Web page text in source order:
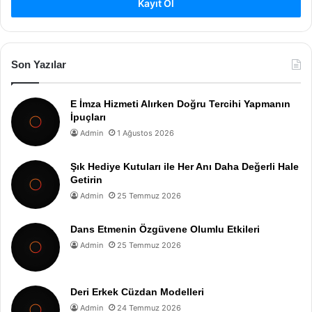
Kayıt Ol
Son Yazılar
E İmza Hizmeti Alırken Doğru Tercihi Yapmanın
İpuçları
Admin 1 Ağustos 2026
Şık Hediye Kutuları ile Her Anı Daha Değerli Hale
Getirin
Admin 25 Temmuz 2026
Dans Etmenin Özgüvene Olumlu Etkileri
Admin 25 Temmuz 2026
Deri Erkek Cüzdan Modelleri
Admin 24 Temmuz 2026